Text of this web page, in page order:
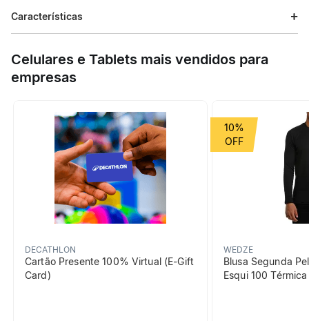
Uma peça indispensável para ter no guarda-roupa da criança,
de moletom com capuz unissex, totalmente em algodão,
disponível em diversas cores, ideal para uso diário! Perfeita
para combinar com as camisetas, shorts e calças da nossa
Características
Esporte
Grupo de Esporte Academia
beneficiosDoProduto
Celulares e Tablets mais vendidos para
empresas
DECATHLON
Cartão Presente 100% Virtual (E-Gift
Card)
WEDZE
Blusa Segunda
Esqui 100
10%